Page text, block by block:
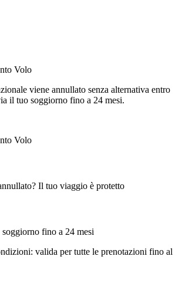
Volo
viene annullato senza alternativa entro
il tuo soggiorno fino a 24 mesi.
Volo
Il tuo viaggio è protetto
fino a 24 mesi
valida per tutte le prenotazioni fino al